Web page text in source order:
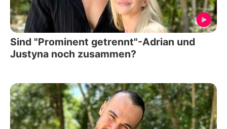
Sind "Prominent getrennt"-Adrian und
Justyna noch zusammen?